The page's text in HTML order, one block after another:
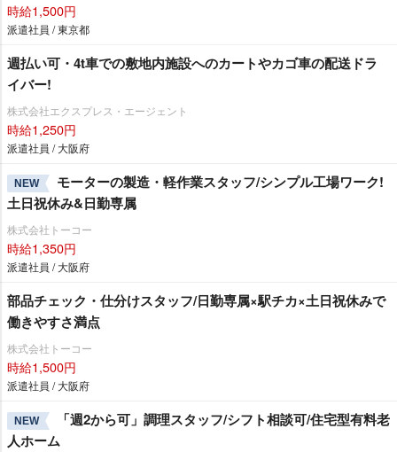
時給1,500円
派遣社員 / 東京都
週払い可・4t車での敷地内施設へのカートやカゴ車の配送ドラ
イバー!
株式会社エクスプレス・エージェント
時給1,250円
派遣社員 / 大阪府
NEW
モーターの製造・軽作業スタッフ/シンプル工場ワーク!
土日祝休み&日勤専属
株式会社トーコー
時給1,350円
派遣社員 / 大阪府
部品チェック・仕分けスタッフ/日勤専属×駅チカ×土日祝休みで
働きやすさ満点
株式会社トーコー
時給1,500円
派遣社員 / 大阪府
NEW
「週2から可」調理スタッフ/シフト相談可/住宅型有料老
人ホーム